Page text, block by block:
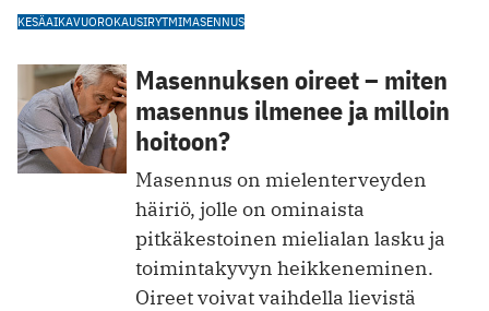
KESÄAIKAVUOROKAUSIRYTMIMASENNUS
Masennuksen oireet – miten
masennus ilmenee ja milloin
hoitoon?
Masennus on mielenterveyden
häiriö, jolle on ominaista
pitkäkestoinen mielialan lasku ja
toimintakyvyn heikkeneminen.
Oireet voivat vaihdella lievistä